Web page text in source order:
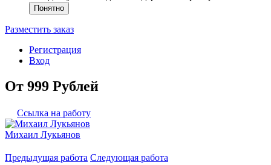
Понятно
Разместить заказ
Регистрация
Вход
От 999 Рублей
Ссылка на работу
Михаил Лукьянов
Предыдущая работа Следующая работа